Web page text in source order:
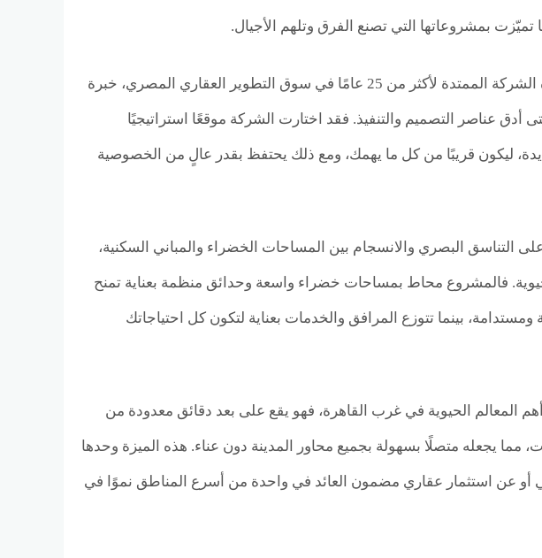
يأتي مشروع ميورا زايد الجديدة ليكون انعكاسًا واضحًا لخبرة الشركة الممتدة لأكثر من 25 عامًا في سوق التطوير العقاري المصري، خبرة
عناصر التصميم والتنفيذ. فقد اختارت الشركة موقعًا استراتيجيًا
ليكون قريبًا من كل ما يهمك، ومع ذلك يحتفظ بقدر عالٍ من الخصوصية
التناسق البصري والانسجام بين المساحات الخضراء والمباني السكنية،
فالمشروع محاط بمساحات خضراء واسعة وحدائق منظمة بعناية تمنح
ومستدامة، بينما تتوزع المرافق والخدمات بعناية لتكون كل احتياجاتك
المعالم الحيوية في غرب القاهرة، فهو يقع على بعد دقائق معدودة من
مما يجعله متصلًا بسهولة بجميع محاور المدينة دون عناء. هذه الميزة وحدها
أو عن استثمار عقاري مضمون العائد في واحدة من أسرع المناطق نموًا في